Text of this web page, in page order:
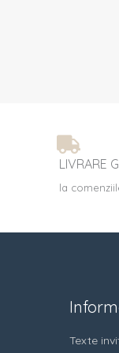
LIVRARE
la
Texte